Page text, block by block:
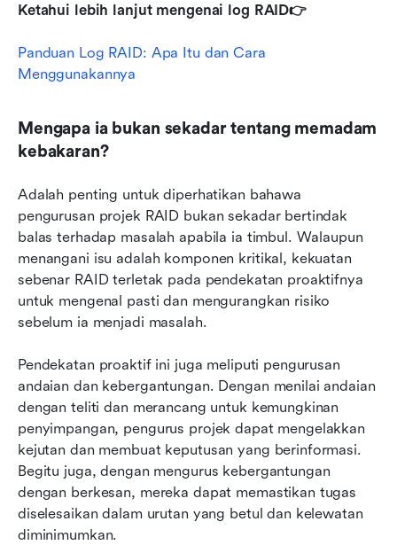
Ketahui lebih lanjut mengenai log RAID👉
Panduan Log RAID: Apa Itu dan Cara
Menggunakannya
Mengapa ia bukan sekadar tentang memadam
kebakaran?
Adalah penting untuk diperhatikan bahawa
pengurusan projek RAID bukan sekadar bertindak
balas terhadap masalah apabila ia timbul. Walaupun
menangani isu adalah komponen kritikal, kekuatan
sebenar RAID terletak pada pendekatan proaktifnya
untuk mengenal pasti dan mengurangkan risiko
sebelum ia menjadi masalah.
Pendekatan proaktif ini juga meliputi pengurusan
andaian dan kebergantungan. Dengan menilai andaian
dengan teliti dan merancang untuk kemungkinan
penyimpangan, pengurus projek dapat mengelakkan
kejutan dan membuat keputusan yang berinformasi.
Begitu juga, dengan mengurus kebergantungan
dengan berkesan, mereka dapat memastikan tugas
diselesaikan dalam urutan yang betul dan kelewatan
diminimumkan.